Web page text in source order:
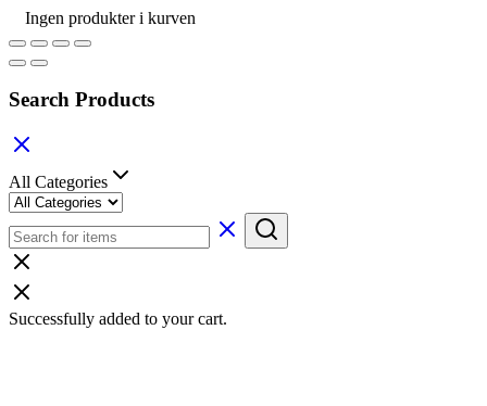
Ingen produkter i kurven
Search Products
All Categories
Successfully added to your cart.